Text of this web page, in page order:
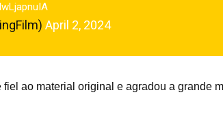
April 2, 2024
ao material original e agradou a grande